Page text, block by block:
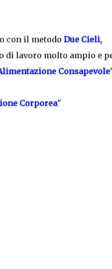
con il metodo Due Cieli,
di lavoro molto ampio e
Consapevole
Corporea"